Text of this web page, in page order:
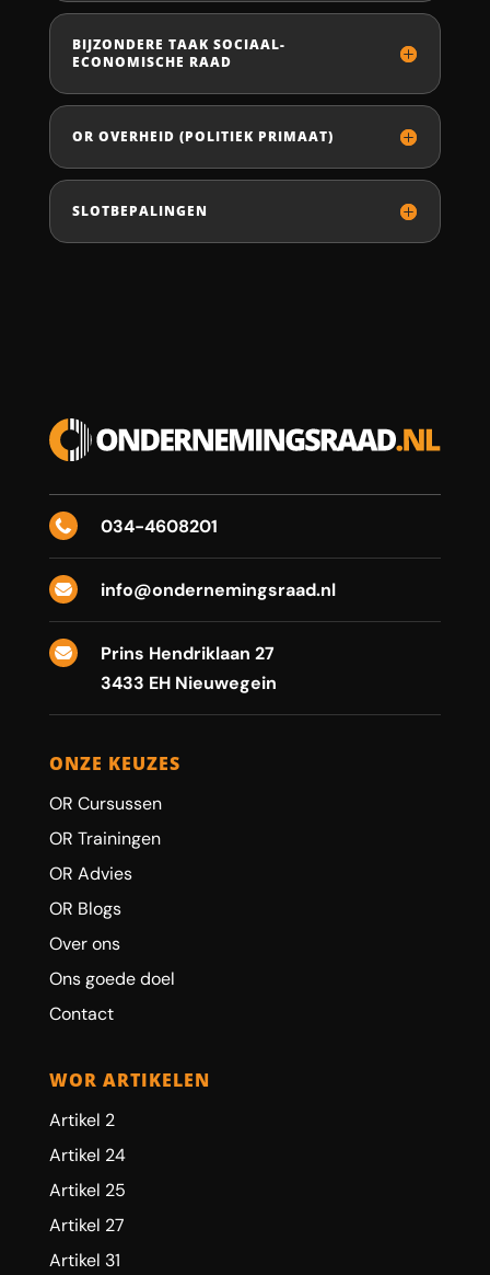
BIJZONDERE TAAK SOCIAAL-
ECONOMISCHE RAAD
OR OVERHEID (POLITIEK PRIMAAT)
SLOTBEPALINGEN
 034-4608201
 info@ondernemingsraad.nl

Prins Hendriklaan 27
3433 EH Nieuwegein
ONZE KEUZES
OR Cursussen
OR Trainingen
OR Advies
OR Blogs
Over ons
Ons goede doel
Contact
WOR ARTIKELEN
Artikel 2
Artikel 24
Artikel 25
Artikel 27
Artikel 31